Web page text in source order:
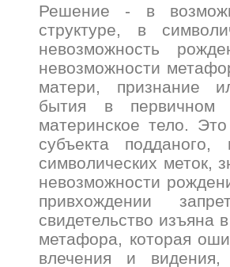
Решение - в
структуре, в
невозможность
невозможности
матери, признание
бытия в первичном
материнское тело.
субъекта
символических меток,
невозможности
привхождении
свидетельство
метафора, которая
влечения и